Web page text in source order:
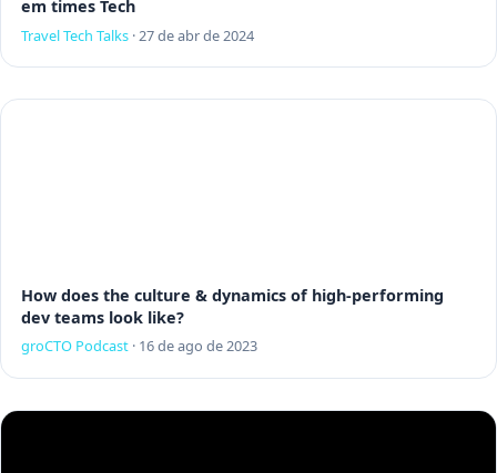
em times Tech
Travel Tech Talks·27 de abr de 2024
How does the culture & dynamics of high-performing
dev teams look like?
groCTO Podcast· 16 de ago de 2023